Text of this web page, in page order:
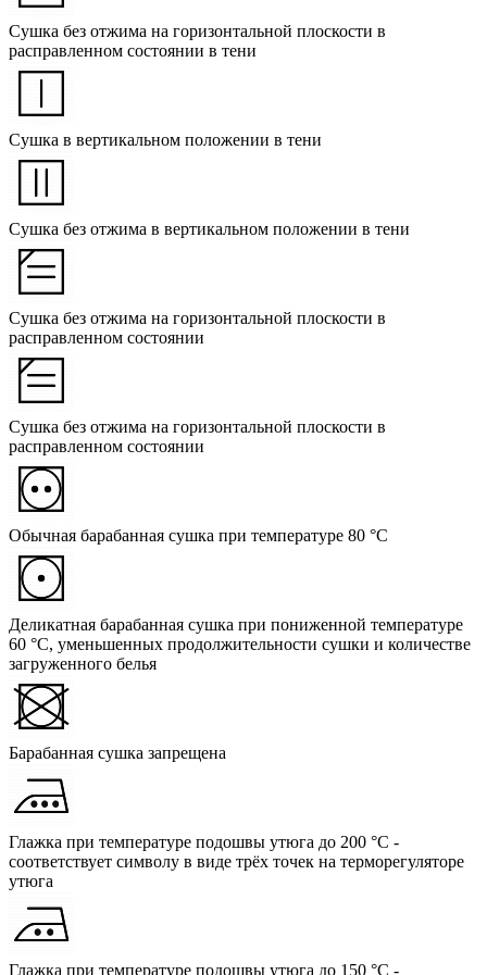
Сушка без отжима на горизонтальной плоскости в
расправленном состоянии в тени
Сушка в вертикальном положении в тени
Сушка без отжима в вертикальном положении в тени
Сушка без отжима на горизонтальной плоскости в
расправленном состоянии
Сушка без отжима на горизонтальной плоскости в
расправленном состоянии
Обычная барабанная сушка при температуре 80 °C
Деликатная барабанная сушка при пониженной температуре
60 °C, уменьшенных продолжительности сушки и количестве
загруженного белья
Барабанная сушка запрещена
Глажка при температуре подошвы утюга до 200 °C -
соответствует символу в виде трёх точек на терморегуляторе
утюга
Глажка при температуре подошвы утюга до 150 °C -